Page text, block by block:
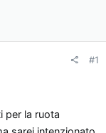
#1
per la ruota